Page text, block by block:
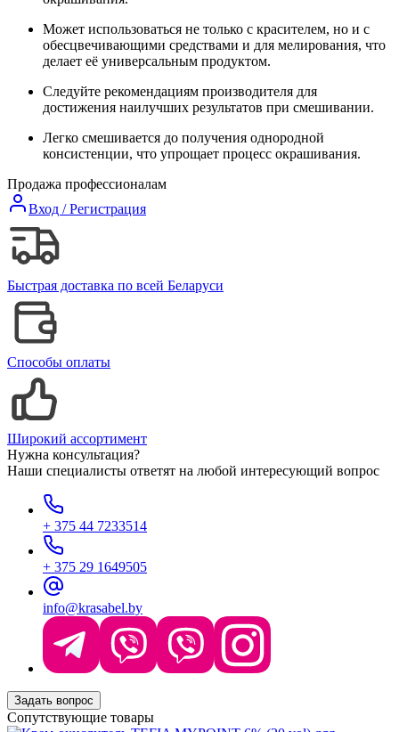
Может использоваться не только с красителем, но и с
обесцвечивающими средствами и для мелирования, что
делает её универсальным продуктом.
Следуйте рекомендациям производителя для
достижения наилучших результатов при смешивании.
Легко смешивается до получения однородной
консистенции, что упрощает процесс окрашивания.
Продажа профессионалам
Вход / Регистрация
Быстрая доставка по всей Беларуси
Способы оплаты
Широкий ассортимент
Нужна консультация?
Наши специалисты ответят на любой интересующий вопрос
+ 375 44 7233514
+ 375 29 1649505
info@krasabel.by
Задать вопрос
Сопутствующие товары